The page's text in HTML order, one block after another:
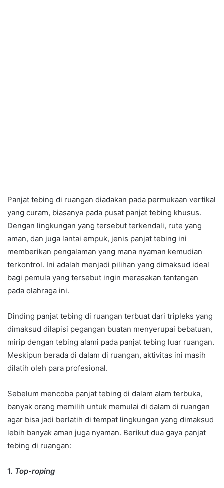
Panjat tebing di ruangan diadakan pada permukaan vertikal
yang curam, biasanya pada pusat panjat tebing khusus.
Dengan lingkungan yang tersebut terkendali, rute yang
aman, dan juga lantai empuk, jenis panjat tebing ini
memberikan pengalaman yang mana nyaman kemudian
terkontrol. Ini adalah menjadi pilihan yang dimaksud ideal
bagi pemula yang tersebut ingin merasakan tantangan
pada olahraga ini.
Dinding panjat tebing di ruangan terbuat dari tripleks yang
dimaksud dilapisi pegangan buatan menyerupai bebatuan,
mirip dengan tebing alami pada panjat tebing luar ruangan.
Meskipun berada di dalam di ruangan, aktivitas ini masih
dilatih oleh para profesional.
Sebelum mencoba panjat tebing di dalam alam terbuka,
banyak orang memilih untuk memulai di dalam di ruangan
agar bisa jadi berlatih di tempat lingkungan yang dimaksud
lebih banyak aman juga nyaman. Berikut dua gaya panjat
tebing di ruangan:
1. Top-roping